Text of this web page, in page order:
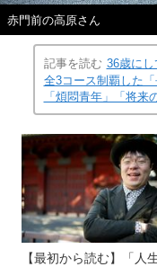
赤門前の高原さん
記事を読む 36歳に
全3コース制覇した
「煩悶青年」「将来
【最初から読む】「人